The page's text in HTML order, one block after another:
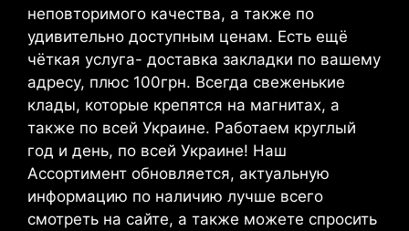
неповторимого качества, а также по
удивительно доступным ценам. Есть ещё
чёткая услуга- доставка закладки по вашему
адресу, плюс 100грн. Всегда свеженькие
клады, которые крепятся на магнитах, а
также по всей Украине. Работаем круглый
год и день, по всей Украине! Наш
Ассортимент обновляется, актуальную
информацию по наличию лучше всего
смотреть на сайте, а также можете спросить